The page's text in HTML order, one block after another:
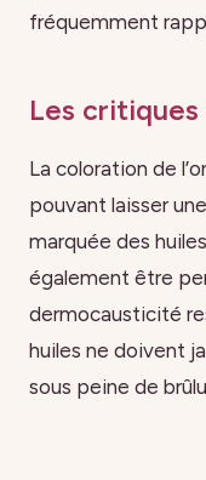
fréquemment
Les
La coloration de
pouvant laisser
marquée des
également être
dermocausticité
huiles ne doivent
sous peine de